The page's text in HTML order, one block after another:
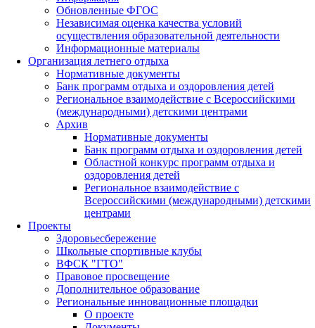
Обновленные ФГОС
Независимая оценка качества условий
осуществления образовательной деятельности
Информационные материалы
Организация летнего отдыха
Нормативные документы
Банк программ отдыха и оздоровления детей
Региональное взаимодействие с Всероссийскими
(международными) детскими центрами
Архив
Нормативные документы
Банк программ отдыха и оздоровления детей
Областной конкурс программ отдыха и
оздоровления детей
Региональное взаимодействие с
Всероссийскими (международными) детскими
центрами
Проекты
Здоровьесбережение
Школьные спортивные клубы
ВФСК "ГТО"
Правовое просвещение
Дополнительное образование
Региональные инновационные площадки
О проекте